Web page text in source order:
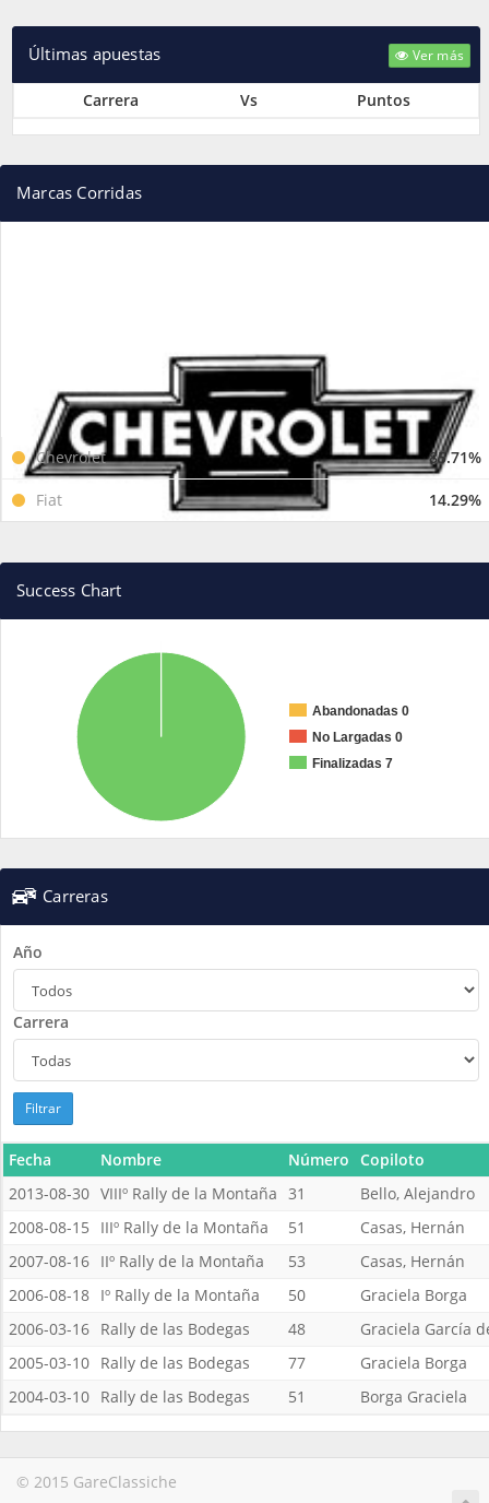
Últimas apuestas Ver más
Carrera Vs Puntos
Marcas Corridas
Chevrolet 85.71%
Fiat 14.29%
Success Chart
Abandonadas 0
No Largadas 0
Finalizadas 7
Carreras
Año
Carrera
Filtrar
Fecha Nombre Número Copiloto
2013-08-30 VIIIº Rally de la Montaña 31
Bello, Alejandro
2008-08-15
IIIº Rally de la Montaña 51
Casas, Hernán
2007-08-16 IIº Rally de la Montaña 53
Casas, Hernán
2006-08-18 Iº Rally de la Montaña 50
Graciela Borga
2006-03-16 Rally de las Bodegas 48
Graciela García
2005-03-10 Rally de las Bodegas 77
Graciela Borga
2004-03-10 Rally de las Bodegas 51 Borga Graciela
© 2015 GareClassiche